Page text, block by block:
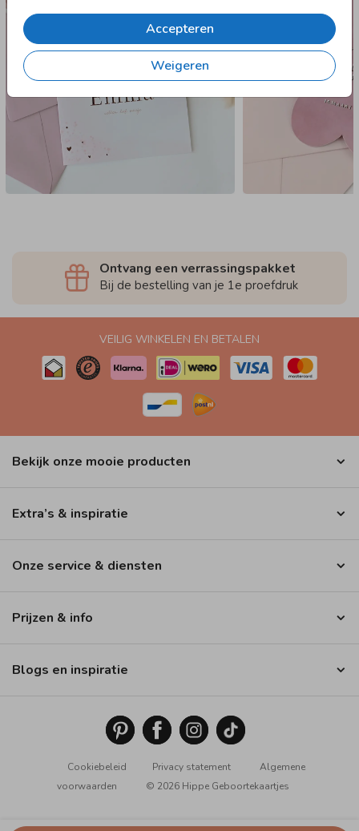
Accepteren
Weigeren
Ontvang een verrassingspakket
Bij de bestelling van je 1e proefdruk
VEILIG WINKELEN EN BETALEN
Bekijk onze mooie producten
Extra’s & inspiratie
Onze service & diensten
Prijzen & info
Blogs en inspiratie
Cookiebeleid Privacy statement
Algemene
voorwaarden
© 2026 Hippe Geboortekaartjes